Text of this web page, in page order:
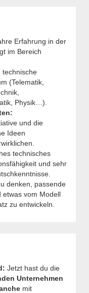
Erfahrung in der
im Bereich
technische
(Telematik,
Physik…).
und die
Ideen
technisches
und sehr
denken, passende
etwas vom Modell
zu entwickeln.
Jetzt hast du die
Unternehmen
mit